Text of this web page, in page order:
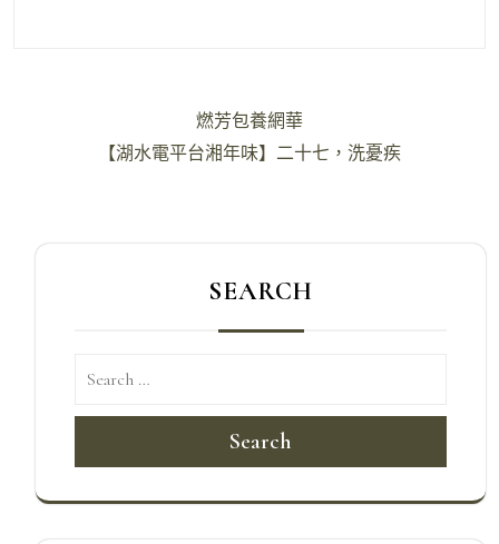
燃芳包養網華
【湖水電平台湘年味】二十七，洗憂疾
SEARCH
Search